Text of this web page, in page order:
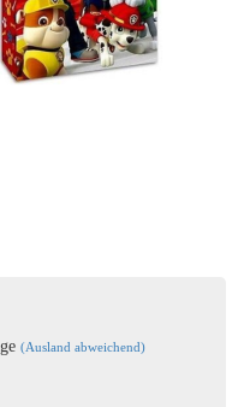
(Ausland abweichend)